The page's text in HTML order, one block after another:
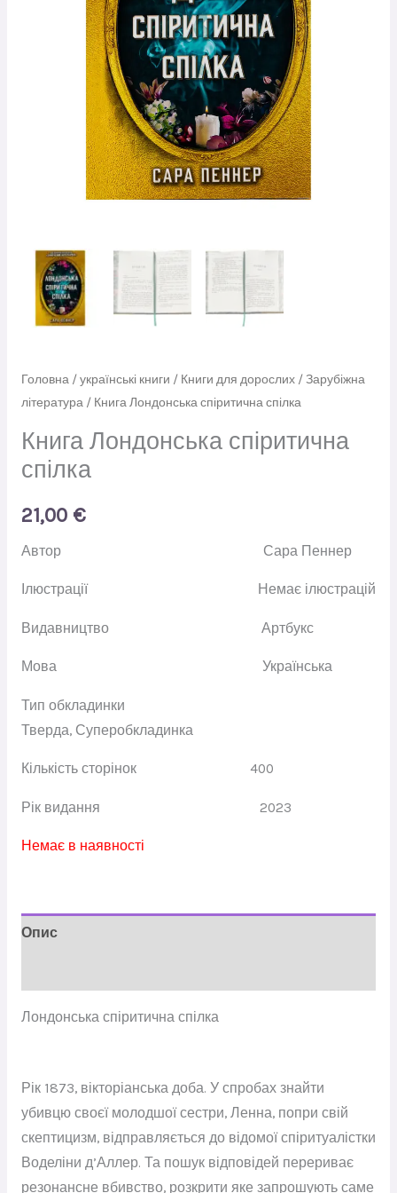
Головна/українські книги / Книги для дорослих/Зарубіжна
література/ Книга Лондонська спіритична спілка
Книга Лондонська спіритична
спілка
21,00 €
Автор Сара Пеннер
Ілюстрації Немає ілюстрацій
Видавництво Артбукс
Мова Українська
Тип обкладинки
Тверда, Суперобкладинка
Кількість сторінок 400
Рік видання 2023
Немає в наявності
Опис
Лондонська спіритична спілка
Рік 1873, вікторіанська доба. У спробах знайти
убивцю своєї молодшої сестри, Ленна, попри свій
скептицизм, відправляється до відомої спіритуалістки
Воделіни д’Аллер. Та пошук відповідей перериває
резонансне вбивство, розкрити яке запрошують саме